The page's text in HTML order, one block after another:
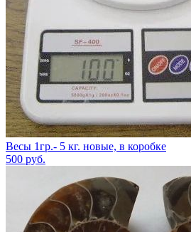
Весы 1гр.- 5 кг. новые, в коробке
500 руб.